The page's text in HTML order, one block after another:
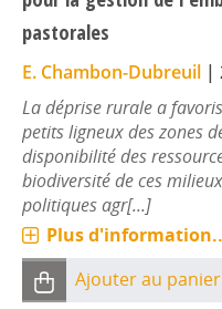
pastorales
E. Chambon-Dubreuil |
La déprise rurale a
petits ligneux des zones
disponibilité des
biodiversité de ces
politiques agr[...]
Plus
Ajouter au panier